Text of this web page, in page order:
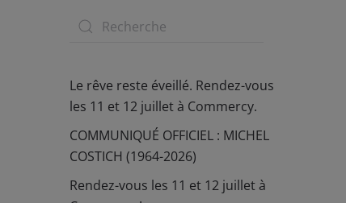
Le rêve reste éveillé. Rendez-vous
les 11 et 12 juillet à Commercy.
COMMUNIQUÉ OFFICIEL : MICHEL
COSTICH (1964-2026)
Rendez-vous les 11 et 12 juillet à